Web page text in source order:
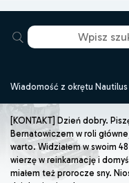
Wiadomość z okrętu Nautilus
[KONTAKT] Dzień dobry.
Bernatowiczem w roli
warto. Widziałem w swoim
wierzę w reinkarnację i
miałem też prorocze sny.